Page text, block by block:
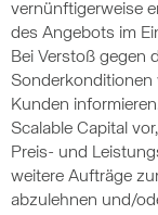
vernünftigerweise
des Angebots im
Bei Verstoß gegen
Sonderkonditionen
Kunden
Scalable Capital
Preis- und
weitere Aufträge
abzulehnen und/